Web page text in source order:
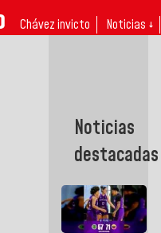
Chávez invicto Noticias ↓
Noticias
destacadas